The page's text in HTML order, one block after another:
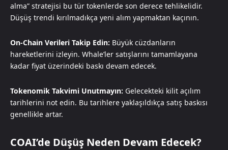
alma” stratejisi bu tür tokenlerde son derece tehlikelidir.
Düşüş trendi kırılmadıkça yeni alım yapmaktan kaçının.
On-Chain Verileri Takip Edin: Büyük cüzdanların
hareketlerini izleyin. Whale’ler satışlarını tamamlayana
kadar fiyat üzerindeki baskı devam edecek.
Tokenomik Takvimi Unutmayın: Gelecekteki kilit açılım
tarihlerini not edin. Bu tarihlere yaklaşıldıkça satış baskısı
genellikle artar.
COAI’de Düşüş Neden Devam Edecek?